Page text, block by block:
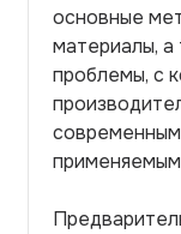
основные
материалы,
проблемы, с